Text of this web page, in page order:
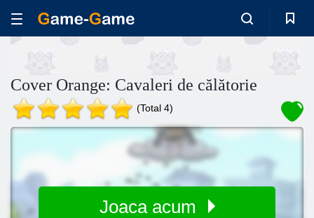
Cover Orange: Cavaleri de călătorie
(Total 4)
Joaca acum